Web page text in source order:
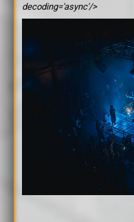
decoding='async'/>